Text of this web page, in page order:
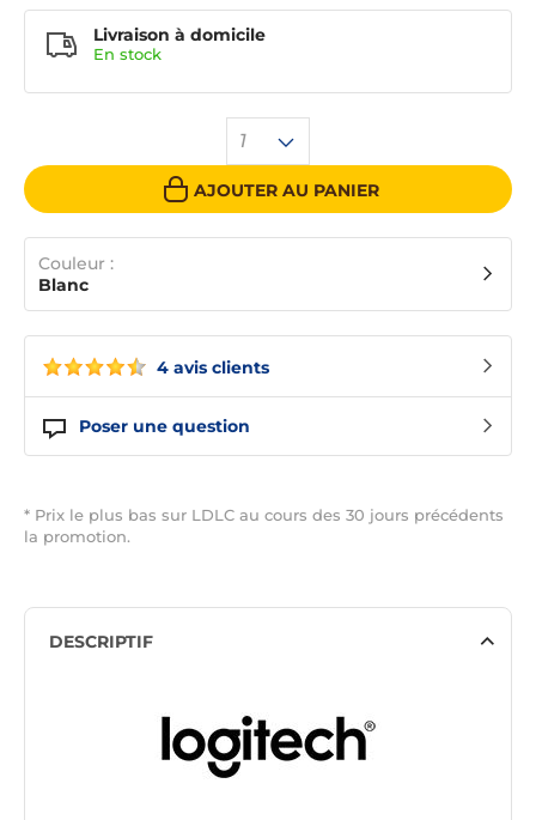
4 avis clients
Poser une question
1
AJOUTER AU PANIER
Livraison à domicile
En stock
* Prix le plus bas sur LDLC au cours des 30 jours précédents
la promotion.
Couleur :
Blanc
DESCRIPTIF